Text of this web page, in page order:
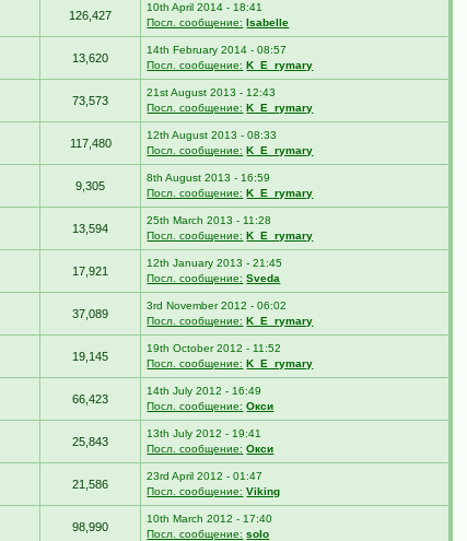
126,427
10th April 2014 - 18:41
Посл. сообщение: Isabelle
13,620
14th February 2014 - 08:57
Посл. сообщение: K_E_rymary
73,573
21st August 2013 - 12:43
Посл. сообщение: K_E_rymary
117,480
12th August 2013 - 08:33
Посл. сообщение: K_E_rymary
9,305
8th August 2013 - 16:59
Посл. сообщение: K_E_rymary
13,594
25th March 2013 - 11:28
Посл. сообщение: K_E_rymary
17,921
12th January 2013 - 21:45
Посл. сообщение: Sveda
37,089
3rd November 2012 - 06:02
Посл. сообщение: K_E_rymary
19,145
19th October 2012 - 11:52
Посл. сообщение: K_E_rymary
66,423
14th July 2012 - 16:49
Посл. сообщение: Окси
25,843
13th July 2012 - 19:41
Посл. сообщение: Окси
21,586
23rd April 2012 - 01:47
Посл. сообщение: Viking
98,990
10th March 2012 - 17:40
Посл. сообщение: solo